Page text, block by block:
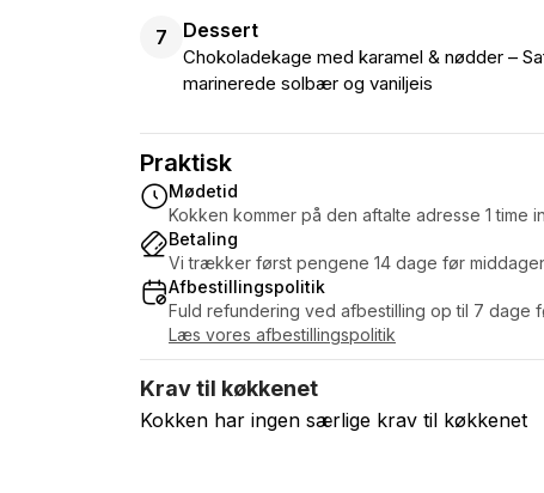
7 Dessert
Chokoladekage med karamel & nødder –
marinerede solbær og vaniljeis
Praktisk
Mødetid
Kokken kommer på den aftalte adresse 1 time
Betaling
Vi trækker først pengene 14 dage før
Afbestillingspolitik
Fuld refundering ved afbestilling op til 7 dage
Læs vores afbestillingspolitik
Krav til køkkenet
Kokken har ingen særlige krav til køkkenet